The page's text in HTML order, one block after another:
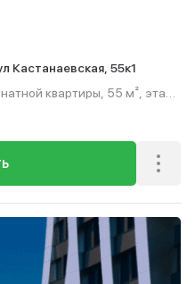
Кастанаевская, 55к1
квартиры, 55 м², этаж